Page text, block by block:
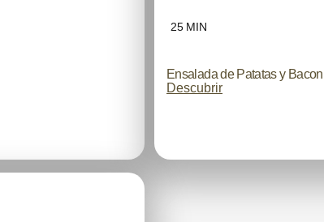
25 MIN
Ensalada de Patatas y Bacon
Descubrir